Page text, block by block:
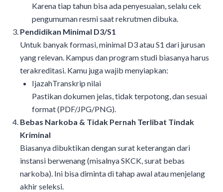
Karena tiap tahun bisa ada penyesuaian, selalu cek
pengumuman resmi saat rekrutmen dibuka.
Pendidikan Minimal D3/S1
Untuk banyak formasi, minimal D3 atau S1 dari jurusan
yang relevan. Kampus dan program studi biasanya harus
terakreditasi. Kamu juga wajib menyiapkan:
IjazahTranskrip nilai
Pastikan dokumen jelas, tidak terpotong, dan sesuai
format (PDF/JPG/PNG).
Bebas Narkoba & Tidak Pernah Terlibat Tindak
Kriminal
Biasanya dibuktikan dengan surat keterangan dari
instansi berwenang (misalnya SKCK, surat bebas
narkoba). Ini bisa diminta di tahap awal atau menjelang
akhir seleksi.